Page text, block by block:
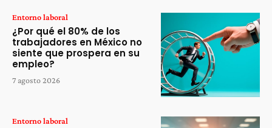
Entorno laboral
¿Por qué el 80% de los
trabajadores en México no
siente que prospera en su
empleo?
7 agosto 2026
Entorno laboral